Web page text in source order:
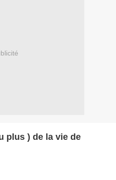
plus ) de la vie de